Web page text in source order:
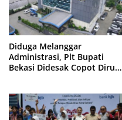
Diduga Melanggar
Administrasi, Plt Bupati
Bekasi Didesak Copot Dirum